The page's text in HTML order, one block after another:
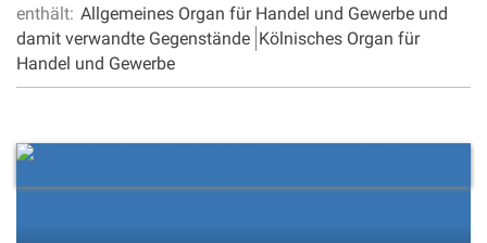
enthält: Allgemeines Organ für Handel und Gewerbe und
damit verwandte Gegenstände Kölnisches Organ für
Handel und Gewerbe